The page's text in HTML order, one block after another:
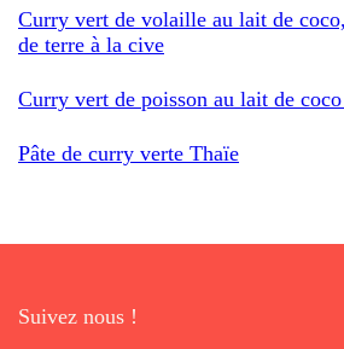
Curry vert de volaille au lait de
de terre à la cive
Curry vert de poisson au lait de
Pâte de curry verte Thaïe
Suivez nous !